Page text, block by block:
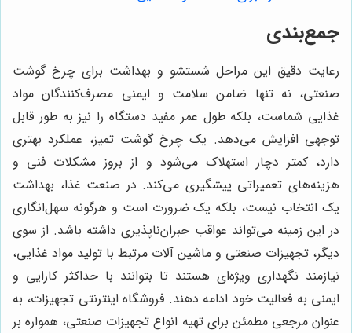
جمع‌بندی
رعایت دقیق این مراحل شستشو و بهداشت برای چرخ گوشت
صنعتی، نه تنها ضامن سلامت و ایمنی مصرف‌کنندگان مواد
غذایی شماست، بلکه طول عمر مفید دستگاه را نیز به طور قابل
توجهی افزایش می‌دهد. یک چرخ گوشت تمیز، عملکرد بهتری
دارد، کمتر دچار استهلاک می‌شود و از بروز مشکلات فنی و
هزینه‌های تعمیراتی پیشگیری می‌کند. در صنعت غذا، بهداشت
یک انتخاب نیست، بلکه یک ضرورت است و هرگونه سهل‌انگاری
در این زمینه می‌تواند عواقب جبران‌ناپذیری داشته باشد. از سوی
دیگر، تجهیزات صنعتی و ماشین آلات مرتبط با تولید مواد غذایی،
نیازمند نگهداری ویژه‌ای هستند تا بتوانند با حداکثر کارایی و
ایمنی به فعالیت خود ادامه دهند. فروشگاه اینترنتی تجهیزات، به
عنوان مرجعی مطمئن برای تهیه انواع تجهیزات صنعتی، همواره بر